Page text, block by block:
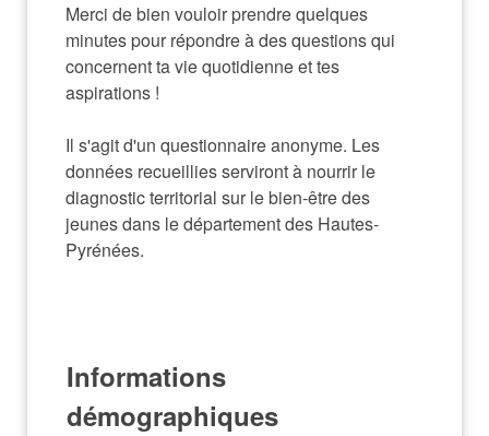
Merci de bien vouloir prendre quelques
minutes pour répondre à des questions qui
concernent ta vie quotidienne et tes
aspirations !
Il s'agit d'un questionnaire anonyme. Les
données recueillies serviront à nourrir le
diagnostic territorial sur le bien-être des
jeunes dans le département des Hautes-
Pyrénées.
Informations
démographiques